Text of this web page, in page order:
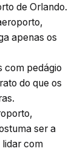
de Orlando.
apenas os
com pedágio
do que os
ser a
lidar com